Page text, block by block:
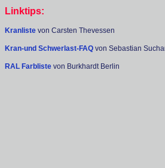
Linktips:
Kranliste von Carsten Thevessen
Kran-und Schwerlast-FAQ von Sebastian
RAL Farbliste von Burkhardt Berlin